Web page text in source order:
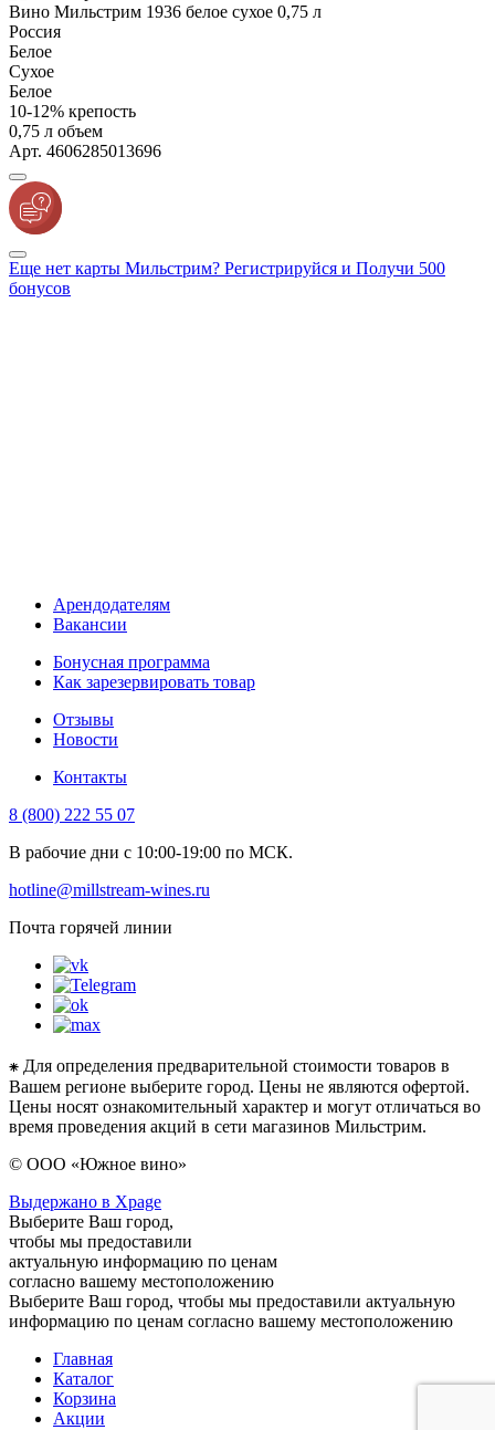
Вино Мильстрим 1936 белое сухое 0,75 л
Россия
Белое
Сухое
Белое
10-12% крепость
0,75 л объем
Арт. 4606285013696
Еще нет карты Мильстрим? Регистрируйся и Получи 500
бонусов
Арендодателям
Вакансии
Бонусная программа
Как зарезервировать товар
Отзывы
Новости
Контакты
8 (800) 222 55 07
В рабочие дни с 10:00-19:00 по МСК.
hotline@millstream-wines.ru
Почта горячей линии
⁕ Для определения предварительной стоимости товаров в
Вашем регионе выберите город. Цены не являются офертой.
Цены носят ознакомительный характер и могут отличаться во
время проведения акций в сети магазинов Мильстрим.
© ООО «Южное вино»
Выдержано в Xpage
Выберите Ваш город,
чтобы мы предоставили
актуальную информацию по ценам
согласно вашему местоположению
Выберите Ваш город, чтобы мы предоставили актуальную
информацию по ценам согласно вашему местоположению
Главная
Каталог
Корзина
Акции